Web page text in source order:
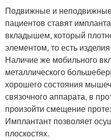
Подвижные и
пациентов ставят
вкладышем, который
элементом, то есть
Наличие же мобильного
металлического
хорошего состояния
связочного аппарата, в
произойти смещение
Имплантант позволяет
плоскостях.